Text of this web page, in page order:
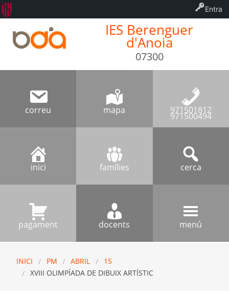
IES Berenguer
d'Anoia
07300
correu mapa 971501812
971500494
inici famílies cerca
pagament docents menú
INICI PM ABRIL
15
XVIII OLIMPÍADA DE DIBUIX ARTÍSTIC
Entra